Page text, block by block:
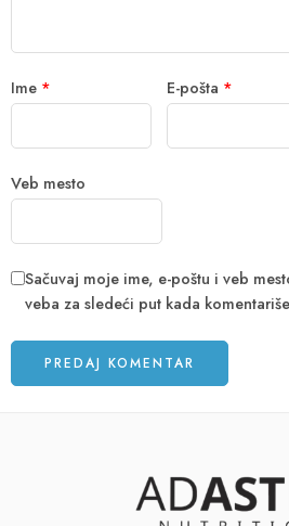
Ime * E-pošta *
Veb mesto
Sačuvaj moje ime, e-poštu i veb
veba za sledeći put kada